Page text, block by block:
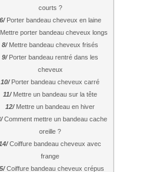
courts ?
Porter bandeau cheveux en laine
Mettre porter bandeau cheveux longs
Mettre bandeau cheveux frisés
Porter bandeau rentré dans les
cheveux
Porter bandeau cheveux carré
Mettre un bandeau sur la tête
Mettre un bandeau en hiver
Comment mettre un bandeau cache
oreille ?
Coiffure bandeau cheveux avec
frange
Coiffure bandeau cheveux crépus